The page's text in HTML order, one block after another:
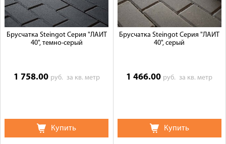
Брусчатка Steingot Серия "ЛАЙТ
40", темно-серый
1 758.00 руб. за кв. метр
Купить
Брусчатка Steingot Серия "ЛАЙТ
40", серый
1 466.00 руб.за кв. метр
Купить